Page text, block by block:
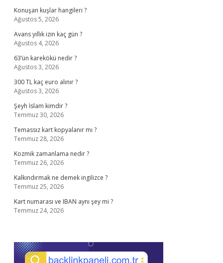
Konuşan kuşlar hangileri ?
Ağustos 5, 2026
Avans yıllık izin kaç gün ?
Ağustos 4, 2026
63’ün karekökü nedir ?
Ağustos 3, 2026
300 TL kaç euro alınır ?
Ağustos 3, 2026
Şeyh İslam kimdir ?
Temmuz 30, 2026
Temassız kart kopyalanır mı ?
Temmuz 28, 2026
Kozmik zamanlama nedir ?
Temmuz 26, 2026
Kalkındırmak ne demek ingilizce ?
Temmuz 25, 2026
Kart numarası ve IBAN aynı şey mi ?
Temmuz 24, 2026